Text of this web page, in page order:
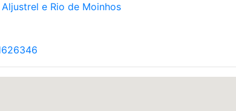
e Rio de Moinhos